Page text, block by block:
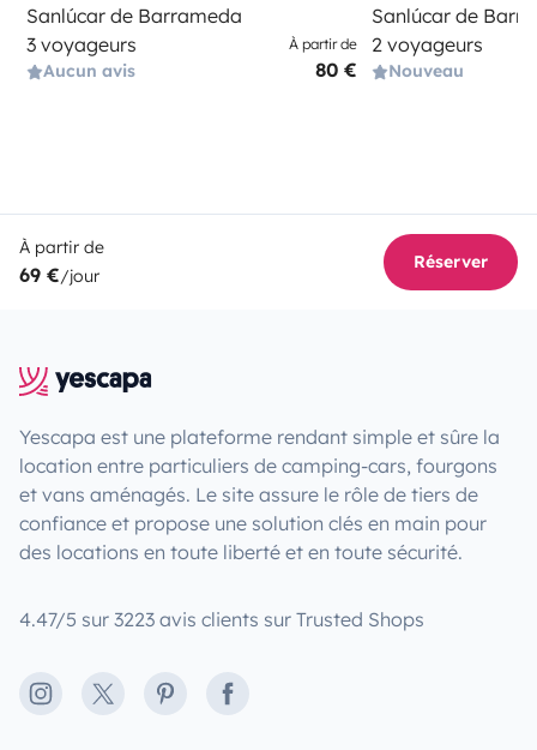
Sanlúcar de Barrameda
3 voyageurs
Aucun avis
À partir de
80 €
Sanlúcar de
2 voyageurs
Nouveau
À partir de
69 €/jour
Réserver
Yescapa est une plateforme rendant simple et sûre la
location entre particuliers de camping-cars, fourgons
et vans aménagés. Le site assure le rôle de tiers de
confiance et propose une solution clés en main pour
des locations en toute liberté et en toute sécurité.
4.47/5 sur 3223 avis clients sur Trusted Shops
Instagram
X PinterestFacebook